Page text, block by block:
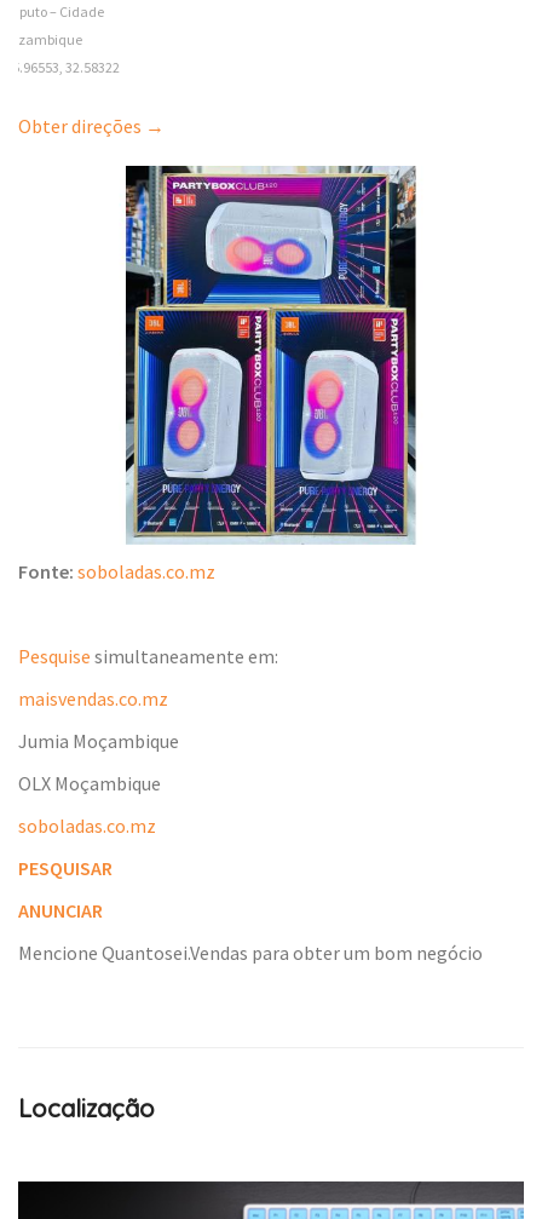
Maputo – Cidade
Mozambique
-25.96553, 32.58322
Obter direções →
Fonte: soboladas.co.mz
Pesquise simultaneamente em:
maisvendas.co.mz
Jumia Moçambique
OLX Moçambique
soboladas.co.mz
PESQUISAR
ANUNCIAR
Mencione Quantosei.Vendas para obter um bom negócio
Localização